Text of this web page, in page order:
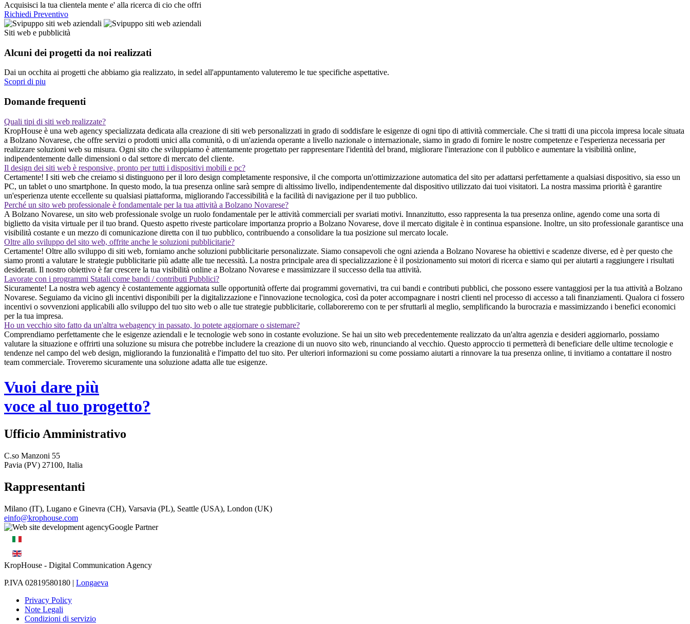
Acquisisci la tua clientela mente e' alla ricerca di cio che offri
Richiedi Preventivo
Siti web e pubblicità
Alcuni dei progetti da noi realizzati
Dai un occhita ai progetti che abbiamo gia realizzato, in sedel all'appuntamento valuteremo le tue specifiche aspettative.
Scopri di piu
Domande frequenti
Quali tipi di siti web realizzate?
KropHouse è una web agency specializzata dedicata alla creazione di siti web personalizzati in grado di soddisfare le esigenze di ogni tipo di attività commerciale. Che si tratti di una piccola impresa locale situata
a Bolzano Novarese, che offre servizi o prodotti unici alla comunità, o di un'azienda operante a livello nazionale o internazionale, siamo in grado di fornire le nostre competenze e l'esperienza necessaria per
realizzare soluzioni web su misura. Ogni sito che sviluppiamo è attentamente progettato per rappresentare l'identità del brand, migliorare l'interazione con il pubblico e aumentare la visibilità online,
indipendentemente dalle dimensioni o dal settore di mercato del cliente.
Il design dei siti web è responsive, pronto per tutti i dispositivi mobili e pc?
Certamente! I siti web che creiamo si distinguono per il loro design completamente responsive, il che comporta un'ottimizzazione automatica del sito per adattarsi perfettamente a qualsiasi dispositivo, sia esso un
PC, un tablet o uno smartphone. In questo modo, la tua presenza online sarà sempre di altissimo livello, indipendentemente dal dispositivo utilizzato dai tuoi visitatori. La nostra massima priorità è garantire
un'esperienza utente eccellente su qualsiasi piattaforma, migliorando l'accessibilità e la facilità di navigazione per il tuo pubblico.
Perché un sito web professionale è fondamentale per la tua attività a Bolzano Novarese?
A Bolzano Novarese, un sito web professionale svolge un ruolo fondamentale per le attività commerciali per svariati motivi. Innanzitutto, esso rappresenta la tua presenza online, agendo come una sorta di
biglietto da visita virtuale per il tuo brand. Questo aspetto riveste particolare importanza proprio a Bolzano Novarese, dove il mercato digitale è in continua espansione. Inoltre, un sito professionale garantisce una
visibilità costante e un mezzo di comunicazione diretta con il tuo pubblico, contribuendo a consolidare la tua posizione sul mercato locale.
Oltre allo sviluppo del sito web, offrite anche le soluzioni pubblicitarie?
Certamente! Oltre allo sviluppo di siti web, forniamo anche soluzioni pubblicitarie personalizzate. Siamo consapevoli che ogni azienda a Bolzano Novarese ha obiettivi e scadenze diverse, ed è per questo che
siamo pronti a valutare le strategie pubblicitarie più adatte alle tue necessità. La nostra principale area di specializzazione è il posizionamento sui motori di ricerca e siamo qui per aiutarti a raggiungere i risultati
desiderati. Il nostro obiettivo è far crescere la tua visibilità online a Bolzano Novarese e massimizzare il successo della tua attività.
Lavorate con i programmi Statali come bandi / contributi Pubblici?
Sicuramente! La nostra web agency è costantemente aggiornata sulle opportunità offerte dai programmi governativi, tra cui bandi e contributi pubblici, che possono essere vantaggiosi per la tua attività a Bolzano
Novarese. Seguiamo da vicino gli incentivi disponibili per la digitalizzazione e l'innovazione tecnologica, così da poter accompagnare i nostri clienti nel processo di accesso a tali finanziamenti. Qualora ci fossero
incentivi o sovvenzioni applicabili allo sviluppo del tuo sito web o alle tue strategie pubblicitarie, collaboreremo con te per sfruttarli al meglio, semplificando la burocrazia e massimizzando i benefici economici
per la tua impresa.
Ho un vecchio sito fatto da un'altra webagency in passato, lo potete aggiornare o sistemare?
Comprendiamo perfettamente che le esigenze aziendali e le tecnologie web sono in costante evoluzione. Se hai un sito web precedentemente realizzato da un'altra agenzia e desideri aggiornarlo, possiamo
valutare la situazione e offrirti una soluzione su misura che potrebbe includere la creazione di un nuovo sito web, rinunciando al vecchio. Questo approccio ti permetterà di beneficiare delle ultime tecnologie e
tendenze nel campo del web design, migliorando la funzionalità e l'impatto del tuo sito. Per ulteriori informazioni su come possiamo aiutarti a rinnovare la tua presenza online, ti invitiamo a contattare il nostro
team commerciale. Troveremo sicuramente una soluzione adatta alle tue esigenze.
Vuoi dare più
voce al tuo progetto?
Ufficio Amministrativo
C.so Manzoni 55
Pavia (PV) 27100, Italia
Rappresentanti
Milano (IT), Lugano e Ginevra (CH), Varsavia (PL), Seattle (USA), London (UK)
einfo@krophouse.com
KropHouse - Digital Communication Agency
P.IVA 02819580180 | Longaeva
Privacy Policy
Note Legali
Condizioni di servizio